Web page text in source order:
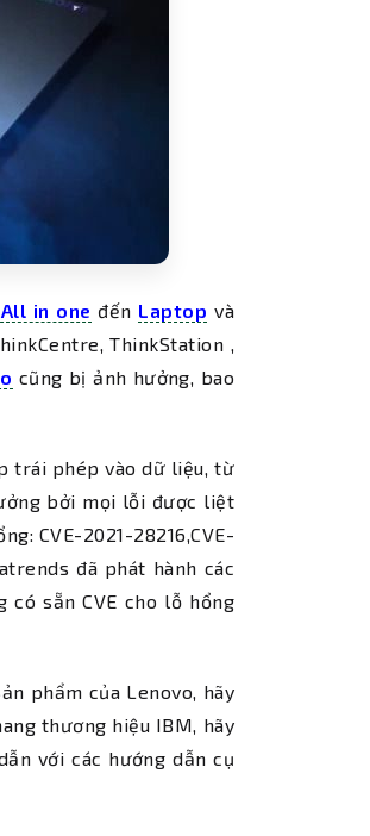
in one đến Laptop và
ThinkStation ,
cũng bị ảnh hưởng, bao
trái phép vào dữ liệu, từ
bởi mọi lỗi được liệt
CVE-2021-28216,CVE-
đã phát hành các
có sẵn CVE cho lỗ hổng
phẩm của Lenovo, hãy
thương hiệu IBM, hãy
với các hướng dẫn cụ